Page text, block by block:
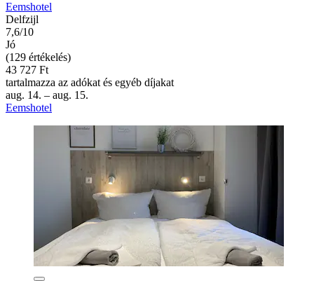
Eemshotel
Delfzijl
7,6/10
Jó
(129 értékelés)
43 727 Ft
tartalmazza az adókat és egyéb díjakat
aug. 14. – aug. 15.
Eemshotel